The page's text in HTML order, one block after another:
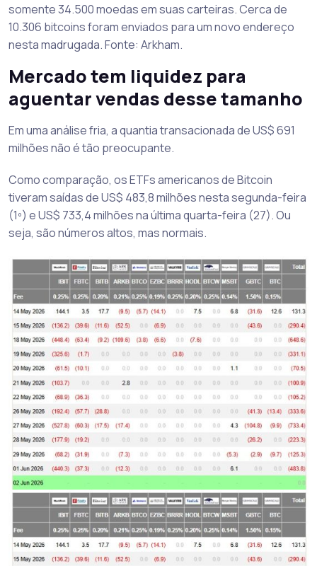
somente 34.500 moedas em suas carteiras. Cerca de
10.306 bitcoins foram enviados para um novo endereço
nesta madrugada. Fonte: Arkham.
Mercado tem liquidez para
aguentar vendas desse tamanho
Em uma análise fria, a quantia transacionada de US$ 691
milhões não é tão preocupante.
Como comparação, os ETFs americanos de Bitcoin
tiveram saídas de US$ 483,8 milhões nesta segunda-feira
(1º) e US$ 733,4 milhões na última quarta-feira (27). Ou
seja, são números altos, mas normais.